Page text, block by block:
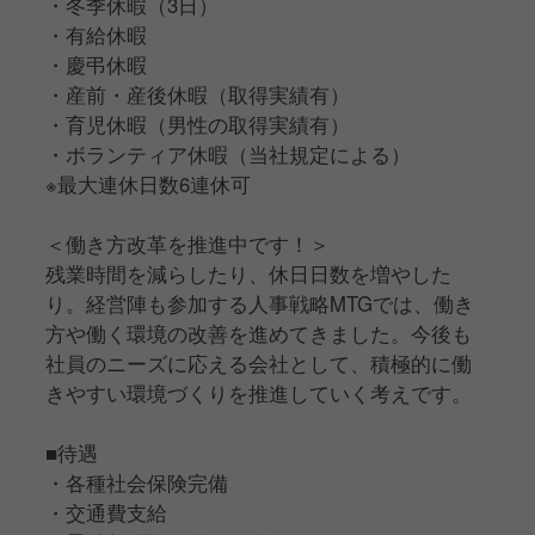
・有給休暇
・慶弔休暇
・産前・産後休暇（取得実績有）
・育児休暇（男性の取得実績有）
・ボランティア休暇（当社規定による）
※最大連休日数6連休可
＜働き方改革を推進中です！＞
残業時間を減らしたり、休日日数を増やした
り。経営陣も参加する人事戦略MTGでは、働き
方や働く環境の改善を進めてきました。今後も
社員のニーズに応える会社として、積極的に働
きやすい環境づくりを推進していく考えです。
■待遇
・各種社会保険完備
・交通費支給